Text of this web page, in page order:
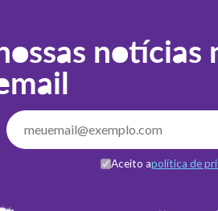
notícias
Aceito apolítica de